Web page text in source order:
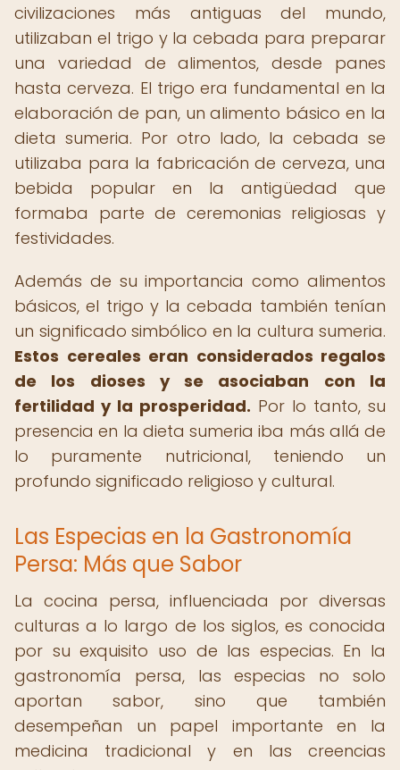
civilizaciones más antiguas del mundo,
utilizaban el trigo y la cebada para preparar
una variedad de alimentos, desde panes
hasta cerveza. El trigo era fundamental en la
elaboración de pan, un alimento básico en la
dieta sumeria. Por otro lado, la cebada se
utilizaba para la fabricación de cerveza, una
bebida popular en la antigüedad que
formaba parte de ceremonias religiosas y
festividades.
Además de su importancia como alimentos
básicos, el trigo y la cebada también tenían
un significado simbólico en la cultura sumeria.
Estos cereales eran considerados regalos
de los dioses y se asociaban con la
fertilidad y la prosperidad. Por lo tanto, su
presencia en la dieta sumeria iba más allá de
lo puramente nutricional, teniendo un
profundo significado religioso y cultural.
Las Especias en la Gastronomía
Persa: Más que Sabor
La cocina persa, influenciada por diversas
culturas a lo largo de los siglos, es conocida
por su exquisito uso de las especias. En la
gastronomía persa, las especias no solo
aportan sabor, sino que también
desempeñan un papel importante en la
medicina tradicional y en las creencias